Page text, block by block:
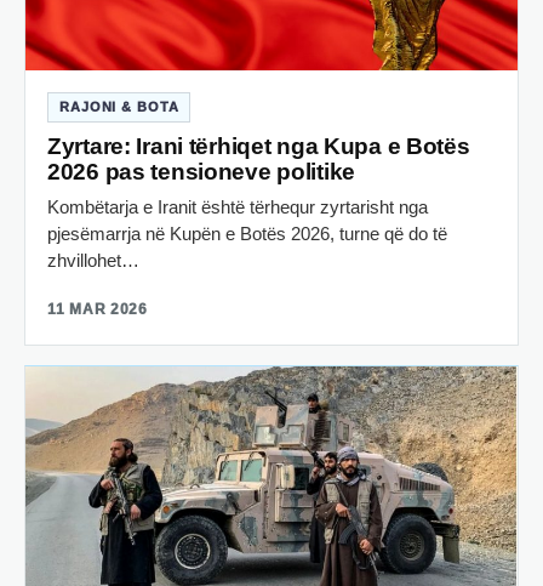
RAJONI & BOTA
Zyrtare: Irani tërhiqet nga Kupa e Botës
2026 pas tensioneve politike
Kombëtarja e Iranit është tërhequr zyrtarisht nga
pjesëmarrja në Kupën e Botës 2026, turne që do të
zhvillohet…
11 MAR 2026